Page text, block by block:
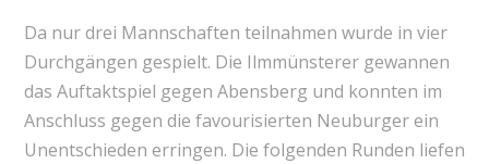
Da nur drei Mannschaften teilnahmen wurde in vier
Durchgängen gespielt. Die Ilmmünsterer gewannen
das Auftaktspiel gegen Abensberg und konnten im
Anschluss gegen die favourisierten Neuburger ein
Unentschieden erringen. Die folgenden Runden liefen